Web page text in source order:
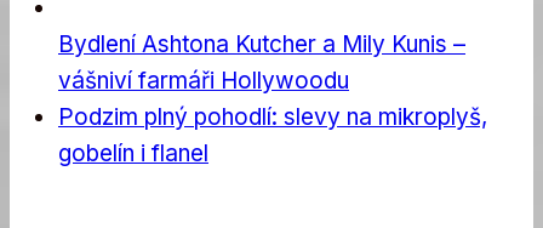
Bydlení Ashtona Kutcher a Mily Kunis –
vášniví farmáři Hollywoodu
Podzim plný pohodlí: slevy na mikroplyš,
gobelín i flanel